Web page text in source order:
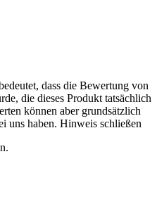
dass die Bewertung von
die dieses Produkt tatsächlich
können aber grundsätzlich
uns haben. Hinweis schließen